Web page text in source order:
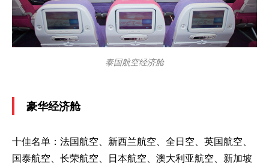
泰国航空经济舱
豪华经济舱
十佳名单：法国航空、新西兰航空、全日空、英国航空、
国泰航空、长荣航空、日本航空、澳大利亚航空、新加坡